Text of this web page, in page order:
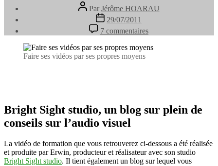
Auteur
de
l’article
Par Jérôme HOARAU
Date
de
l’article
29/07/2011
7 commentaires
Des
conseils
Faire ses vidéos par ses propres moyens
Bright Sight studio, un blog sur plein de
conseils sur l’audio visuel
La vidéo de formation que vous retrouverez ci-dessous a été réalisée
et produite par Erwin, producteur et réalisateur avec son studio
Bright Sight studio. Il tient également un blog sur lequel vous